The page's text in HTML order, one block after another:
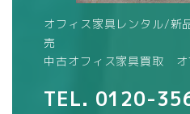
オフィス家具レンタル/新
売
中古オフィス家具買取 オ
TEL. 0120-